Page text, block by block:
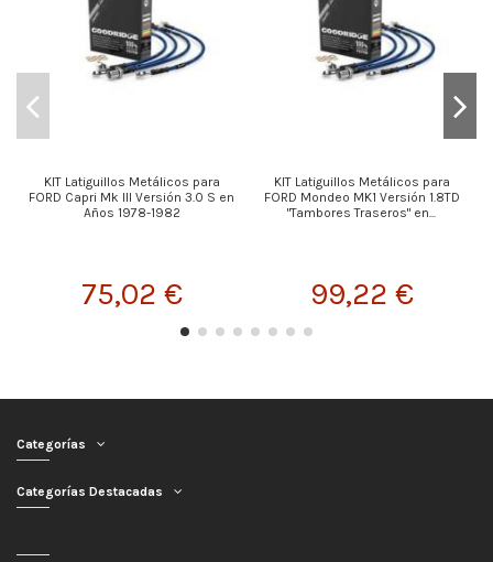
KIT Latiguillos Metálicos para
FORD Capri Mk III Versión 3.0 S en
Años 1978-1982
75,02 €
KIT Latiguillos Metálicos para
FORD Mondeo MK1 Versión 1.8TD
"Tambores Traseros" en...
99,22 €
Categorías
Categorías Destacadas